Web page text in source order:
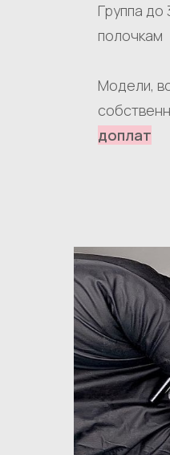
Группа
полочкам
Модели,
доплат